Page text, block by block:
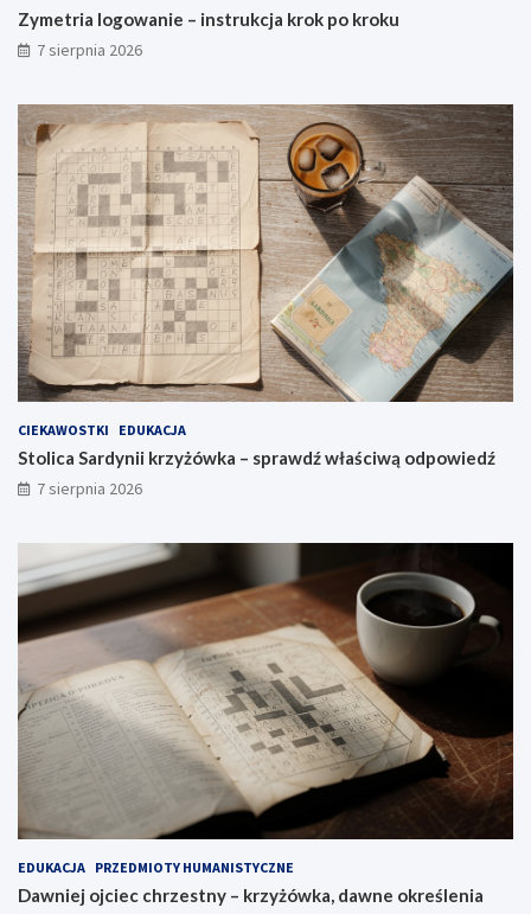
Zymetria logowanie – instrukcja krok po kroku
7 sierpnia 2026
CIEKAWOSTKI EDUKACJA
Stolica Sardynii krzyżówka – sprawdź właściwą odpowiedź
7 sierpnia 2026
EDUKACJA PRZEDMIOTY HUMANISTYCZNE
Dawniej ojciec chrzestny – krzyżówka, dawne określenia